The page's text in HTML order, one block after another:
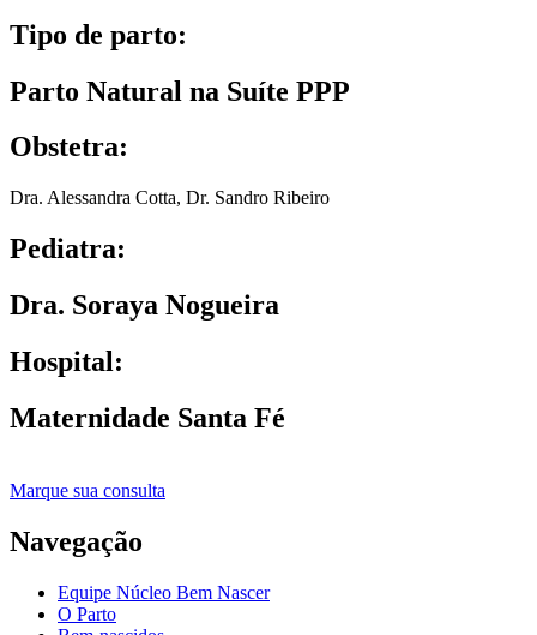
Tipo de parto:
Parto Natural na Suíte PPP
Obstetra:
Dra. Alessandra Cotta, Dr. Sandro Ribeiro
Pediatra:
Dra. Soraya Nogueira
Hospital:
Maternidade Santa Fé
Marque sua consulta
Navegação
Equipe Núcleo Bem Nascer
O Parto